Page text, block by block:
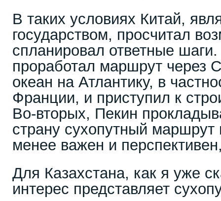
В таких условиях Китай,
государством, просчитал
спланировал ответные
проработал маршрут через
океан на Атлантику, в
Франции, и приступил к
Во-вторых, Пекин
страну сухопутный маршрут
менее важен и
Для Казахстана, как я уже
интерес представляет